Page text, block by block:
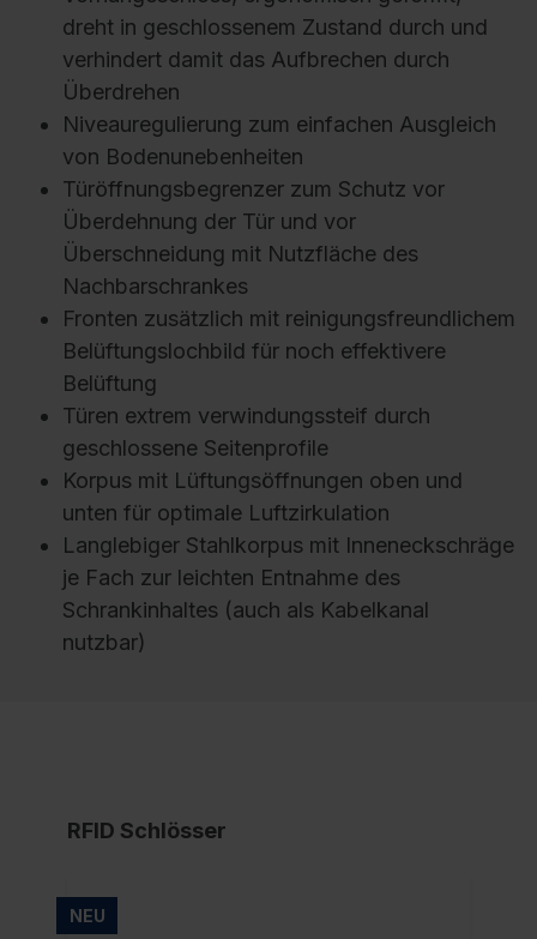
dreht in geschlossenem Zustand durch und
verhindert damit das Aufbrechen durch
Überdrehen
Niveauregulierung zum einfachen Ausgleich
von Bodenunebenheiten
Türöffnungsbegrenzer zum Schutz vor
Überdehnung der Tür und vor
Überschneidung mit Nutzfläche des
Nachbarschrankes
Fronten zusätzlich mit reinigungsfreundlichem
Belüftungslochbild für noch effektivere
Belüftung
Türen extrem verwindungssteif durch
geschlossene Seitenprofile
Korpus mit Lüftungsöffnungen oben und
unten für optimale Luftzirkulation
Langlebiger Stahlkorpus mit Inneneckschräge
je Fach zur leichten Entnahme des
Schrankinhaltes (auch als Kabelkanal
nutzbar)
RFID Schlösser
NEU